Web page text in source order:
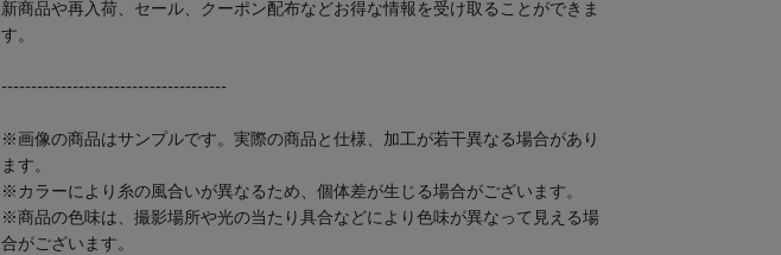
新商品や再入荷、セール、クーポン配布などお得な情報を受け取ることができま
す。
--------------------------------------
※画像の商品はサンプルです。実際の商品と仕様、加工が若干異なる場合があり
ます。
※カラーにより糸の風合いが異なるため、個体差が生じる場合がございます。
※商品の色味は、撮影場所や光の当たり具合などにより色味が異なって見える場
合がございます。